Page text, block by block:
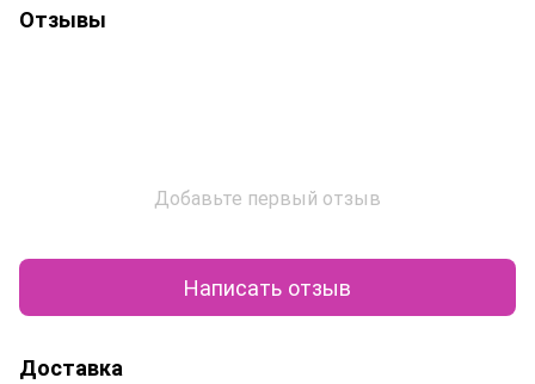
Отзывы
Добавьте первый отзыв
Написать отзыв
Доставка